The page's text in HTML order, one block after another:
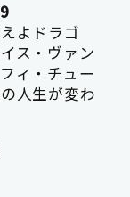
よドラゴ
ス・ヴァン
ィ・チュー
人生が変わ